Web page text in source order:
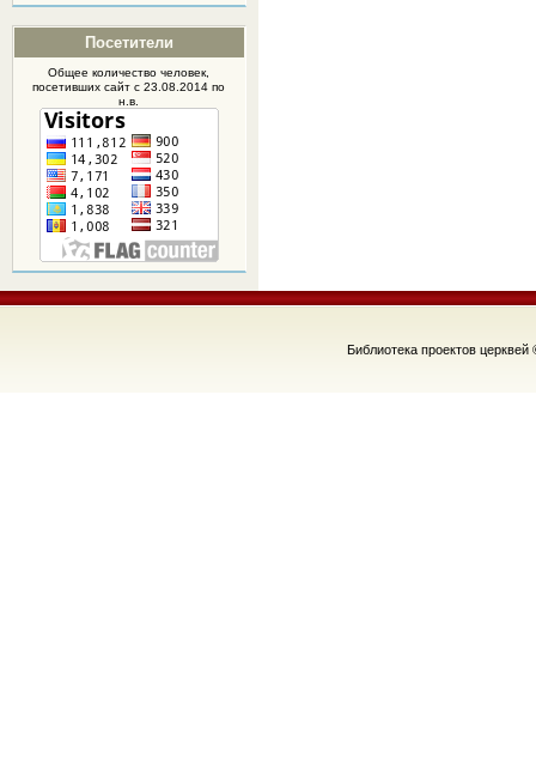
Посетители
Общее количество человек,
посетившихсайтс 23.08.2014 по
н.в.
Библиотека проектов церквей